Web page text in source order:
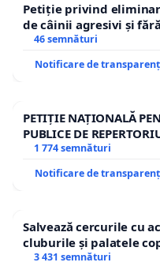
Petiție privind
de câinii agresivi și
46 semnături
Notificare de
PETIȚIE NAȚIONALĂ
PUBLICE DE
1 774 semnături
Notificare de
Salvează cercurile cu
cluburile și palatele
3 431 semnături